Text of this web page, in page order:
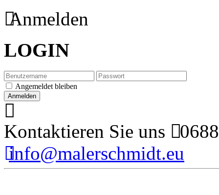
Anmelden
LOGIN
Angemeldet bleiben
Kontaktieren Sie uns
info@malerschmidt.eu